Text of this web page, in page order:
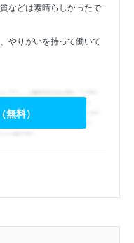
などは素晴らしかったで
やりがいを持って働いて
料）